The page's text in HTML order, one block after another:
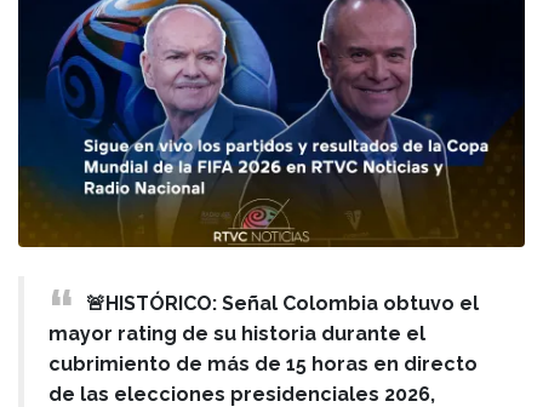
🚨HISTÓRICO: Señal Colombia obtuvo el
mayor rating de su historia durante el
cubrimiento de más de 15 horas en directo
de las elecciones presidenciales 2026,